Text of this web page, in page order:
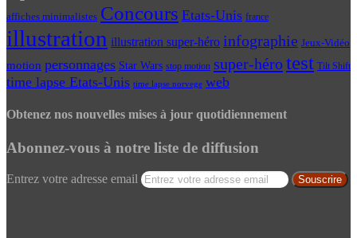
affiches minimalistes Concours Etats-Unis france
illustration illustration super-héro infographie Jeux-Vidéo
motion personnages Star Wars stop motion super-hérotest Tilt Shift
time lapse Etats-Unis time lapse norvege web
Obtenez nos nouvelles mises à jour quotidiennement
Abonnez-vous à notre liste de diffusion
Entrez votre adresse email